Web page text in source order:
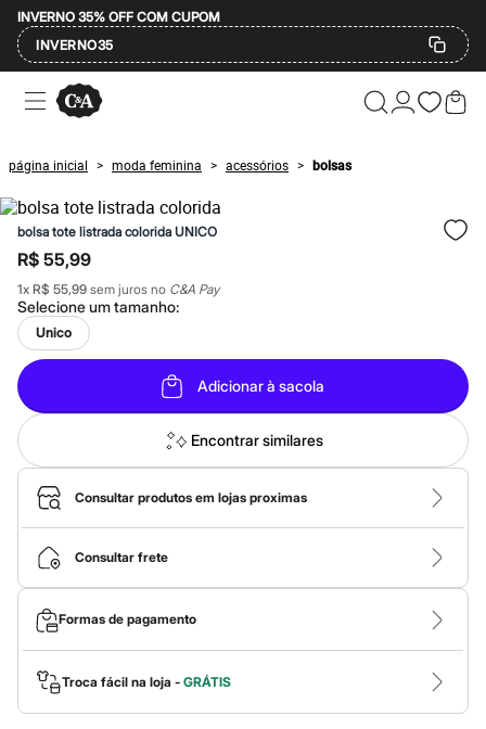
INVERNO 35% OFF COM CUPOM
INVERNO35
Ofertas
Compre por Departamento
Masculino
Infantil
Calçados
Mindse7
Plus Size
Até 20% off
Até 40% off
Até 60% off
A partir de 60% off
Feminino
Em alta
Inverno
Alfaiataria
Novidades
Roupas
Blusas e Camisetas
Básicos
Calças
Casacos e Jaquetas
Jeans
Macacões
Saias
Shorts e Bermudas
Vestidos
Acessórios
Bolsas
Bonés e Chapéus
Bijoux
Cintos
página inicial > moda feminina > acessórios > bolsas
bolsa tote listrada colorida UNICO
R$ 55,99
1x R$ 55,99 sem juros no C&A Pay
Selecione umtamanho:
Unico
Adicionar à sacola
Encontrar similares
Consultar produtos em lojas proximas
Consultar frete
Formas de pagamento
Troca fácil na loja - GRÁTIS